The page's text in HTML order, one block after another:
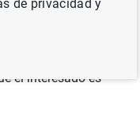
el tratamiento de
con discapacidad
el interesado es
de privacidad y